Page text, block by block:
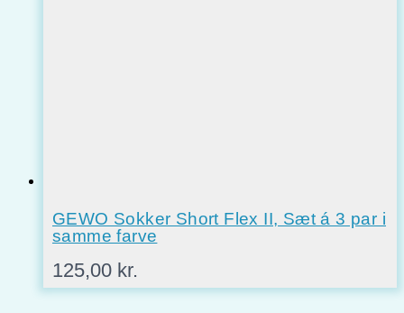
GEWO Sokker Short Flex II, Sæt á 3 par i
samme farve
125,00 kr.